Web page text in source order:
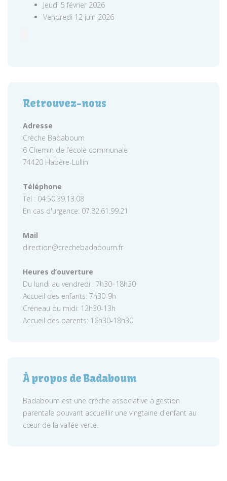
Jeudi 5 février 2026
Vendredi 12 juin 2026
Retrouvez-nous
Adresse
Crèche Badaboum
6 Chemin de l’école communale
74420 Habère-Lullin
Téléphone
Tel : 04.50.39.13.08
En cas d'urgence: 07.82.61.99.21
Mail
direction@crechebadaboum.fr
Heures d’ouverture
Du lundi au vendredi : 7h30–18h30
Accueil des enfants: 7h30-9h
Créneau du midi: 12h30-13h
Accueil des parents: 16h30-18h30
À propos de Badaboum
Badaboum est une crèche associative à gestion
parentale pouvant accueillir une vingtaine d'enfant au
cœur de la vallée verte.